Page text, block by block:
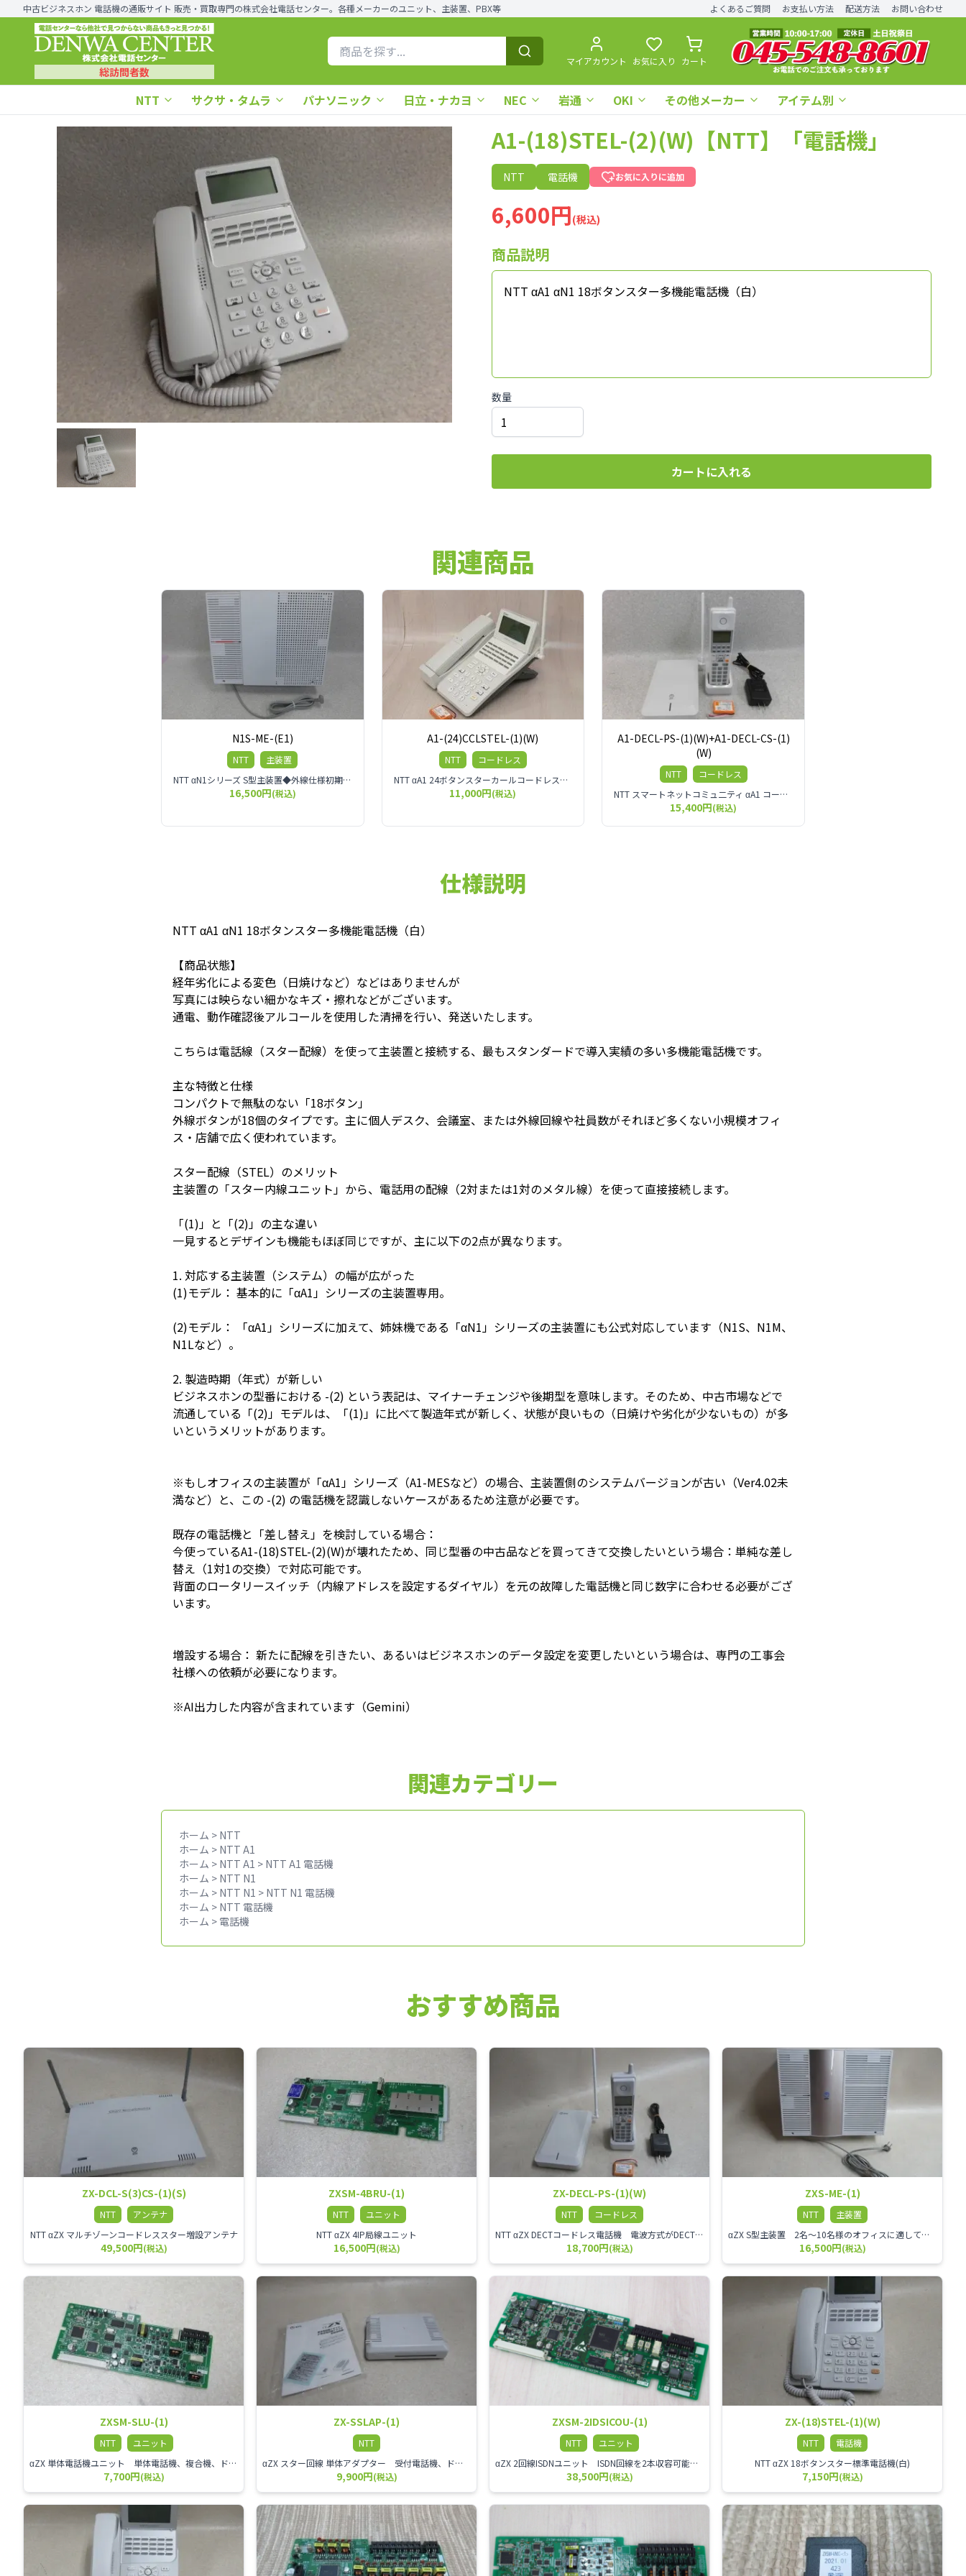
中古ビジネスホン 電話機の通販サイト 販売・買取専門の株式会社電話センター。各種メーカーのユニット、主装置、PBX等 よくあるご質問 お支払い方法 配送方法 お問い合わせ
総訪問者数
マイアカウント お気に入り カート
NTT サクサ・タムラ パナソニック 日立・ナカヨ NEC 岩通 OKI その他メーカー アイテム別
A1-(18)STEL-(2)(W)【NTT】「電話機」
NTT 電話機 お気に入りに追加
6,600円(税込)
商品説明
NTT αA1 αN1 18ボタンスター多機能電話機（白）
数量
カートに入れる
関連商品
N1S-ME-(E1)
NTT
主装置
NTT αN1シリーズ S型主装置◆外線仕様初期 0最大 4◆内線仕様初期 0最大 10◆ユニット仕様初期 最大 6枚フリースロット6 指定スロット0【フリースロット】フリースロットはポート1.2.3.4.5.6です4BRUユニット実装時はポート6のみ実装可能◆サイズと消費電力サイズ 389mm×124mm×312mm消費電力
16,500円(税込)
A1-(24)CCLSTEL-(1)(W)
NTT
コードレス
NTT αA1 24ボタンスターカールコードレス電話機
11,000円(税込)
A1-DECL-PS-(1)(W)+A1-DECL-CS-(1)
(W)
NTT
コードレス
NTT スマートネットコミュ二ティ αA1 コードレス電話機
15,400円(税込)
仕様説明
NTT αA1 αN1 18ボタンスター多機能電話機（白）
【商品状態】
経年劣化による変色（日焼けなど）などはありませんが
写真には映らない細かなキズ・擦れなどがございます。
通電、動作確認後アルコールを使用した清掃を行い、発送いたします。
こちらは電話線（スター配線）を使って主装置と接続する、最もスタンダードで導入実績の多い多機能電話機です。
主な特徴と仕様
コンパクトで無駄のない「18ボタン」
外線ボタンが18個のタイプです。主に個人デスク、会議室、または外線回線や社員数がそれほど多くない小規模オフィ
ス・店舗で広く使われています。
スター配線（STEL）のメリット
主装置の「スター内線ユニット」から、電話用の配線（2対または1対のメタル線）を使って直接接続します。
「(1)」と「(2)」の主な違い
一見するとデザインも機能もほぼ同じですが、主に以下の2点が異なります。
1. 対応する主装置（システム）の幅が広がった
(1)モデル： 基本的に「αA1」シリーズの主装置専用。
(2)モデル： 「αA1」シリーズに加えて、姉妹機である「αN1」シリーズの主装置にも公式対応しています（N1S、N1M、
N1Lなど）。
2. 製造時期（年式）が新しい
ビジネスホンの型番における -(2) という表記は、マイナーチェンジや後期型を意味します。そのため、中古市場などで
流通している「(2)」モデルは、「(1)」に比べて製造年式が新しく、状態が良いもの（日焼けや劣化が少ないもの）が多
いというメリットがあります。
※もしオフィスの主装置が「αA1」シリーズ（A1-MESなど）の場合、主装置側のシステムバージョンが古い（Ver4.02未
満など）と、この -(2) の電話機を認識しないケースがあるため注意が必要です。
既存の電話機と「差し替え」を検討している場合：
今使っているA1-(18)STEL-(2)(W)が壊れたため、同じ型番の中古品などを買ってきて交換したいという場合：単純な差し
替え（1対1の交換）で対応可能です。
背面のロータリースイッチ（内線アドレスを設定するダイヤル）を元の故障した電話機と同じ数字に合わせる必要がござ
います。
増設する場合： 新たに配線を引きたい、あるいはビジネスホンのデータ設定を変更したいという場合は、専門の工事会
社様への依頼が必要になります。
※AI出力した内容が含まれています（Gemini）
関連カテゴリー
ホーム > NTT
ホーム > NTT A1
ホーム > NTT A1 > NTT A1 電話機
ホーム > NTT N1
ホーム > NTT N1 > NTT N1 電話機
ホーム > NTT 電話機
ホーム > 電話機
おすすめ商品
ZX-DCL-S(3)CS-(1)(S)
NTT
アンテナ
NTT αZX マルチゾーンコードレススター増設アンテナ
49,500円(税込)
ZXSM-4BRU-(1)
NTT
ユニット
NTT αZX 4IP局線ユニット
16,500円(税込)
ZX-DECL-PS-(1)(W)
NTT
コードレス
NTT αZX DECTコードレス電話機 電波方式がDECTで、 防水機能（IPX4:あらゆる方向からの水の飛まつを受けても有害な影響を受けない。)を備えた 接続装置と子機の一対シングルゾーンコードレスです。
18,700円(税込)
ZXS-ME-(1)
NTT
主装置
αZX S型主装置 2名～10名様のオフィスに適しております。
16,500円(税込)
ZXSM-SLU-(1)
NTT
ユニット
αZX 単体電話機ユニット 単体電話機、複合機、ドアホン等、 2台分収容可能にするユニット
7,700円(税込)
ZX-SSLAP-(1)
NTT
αZX スター回線 単体アダプター 受付電話機、ドアホン、FAX等を1台収容できる装置です。
9,900円(税込)
ZXSM-2IDSICOU-(1)
NTT
ユニット
αZX 2回線ISDNユニット ISDN回線を2本収容可能です。
38,500円(税込)
ZX-(18)STEL-(1)(W)
NTT
電話機
NTT αZX 18ボタンスター標準電話機(白)
7,150円(税込)